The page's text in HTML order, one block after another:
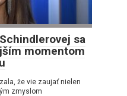
sa
momentom
že vie zaujať nielen
zmyslom